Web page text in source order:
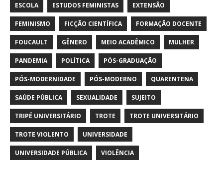
ESCOLA ESTUDOS FEMINISTAS EXTENSÃO
FEMINISMO FICÇÃO CIENTÍFICA FORMAÇÃO DOCENTE
FOUCAULT GÊNERO MEIO ACADÊMICO MULHER
PANDEMIA POLÍTICA PÓS-GRADUAÇÃO
PÓS-MODERNIDADE PÓS-MODERNO QUARENTENA
SAÚDE PÚBLICA SEXUALIDADE SUJEITO
TRIPÉ UNIVERSITÁRIO TROTE TROTE UNIVERSITÁRIO
TROTE VIOLENTO UNIVERSIDADE
UNIVERSIDADE PÚBLICA VIOLÊNCIA